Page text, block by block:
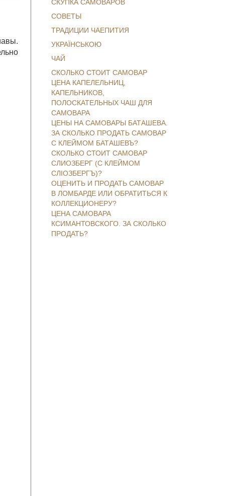
СКУПКА САМОВАРОВ
СОВЕТЫ
ТРАДИЦИИ ЧАЕПИТИЯ
УКРАЇНСЬКОЮ
ЧАЙ
СКОЛЬКО СТОИТ САМОВАР
ЦЕНА КАПЕЛЕЛЬНИЦ,
КАПЕЛЬНИКОВ,
ПОЛОСКАТЕЛЬНЫХ ЧАШ ДЛЯ
САМОВАРА
ЦЕНЫ НА САМОВАРЫ БАТАШЕВА.
ЗА СКОЛЬКО ПРОДАТЬ САМОВАР
С КЛЕЙМОМ БАТАШЕВЪ?
СКОЛЬКО СТОИТ САМОВАР
СЛИОЗБЕРГ (С КЛЕЙМОМ
СЛІОЗБЕРГЪ)?
ОЦЕНИТЬ И ПРОДАТЬ САМОВАР
В ЛОМБАРДЕ ИЛИ ОБРАТИТЬСЯ К
КОЛЛЕКЦИОНЕРУ?
ЦЕНА САМОВАРА
КСИМАНТОВСКОГО. ЗА СКОЛЬКО
ПРОДАТЬ?